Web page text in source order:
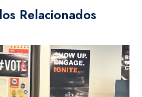
Relacionados